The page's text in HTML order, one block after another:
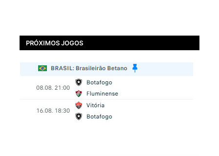
PRÓXIMOS JOGOS